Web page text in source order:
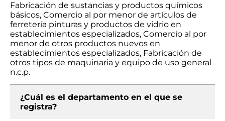
Fabricación de sustancias y productos químicos
básicos, Comercio al por menor de artículos de
ferretería pinturas y productos de vidrio en
establecimientos especializados, Comercio al por
menor de otros productos nuevos en
establecimientos especializados, Fabricación de
otros tipos de maquinaria y equipo de uso general
n.c.p.
¿Cuál es el departamento en el que se
registra?